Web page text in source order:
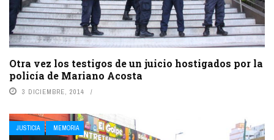
Otra vez los testigos de un juicio hostigados por la
policía de Mariano Acosta
3 DICIEMBRE, 2014
JUSTICIA MEMORIA